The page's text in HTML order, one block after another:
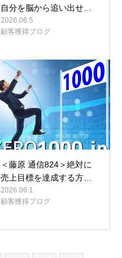
自分を脳から追い出せ…
2026.06.5
顧客獲得ブログ
＜藤原 通信824＞絶対に
売上目標を達成する方…
2026.06.1
顧客獲得ブログ